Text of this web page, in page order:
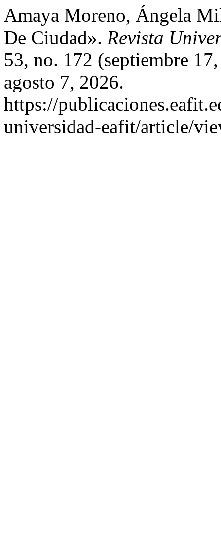
Amaya Moreno, Ángela
De Ciudad». Revista
53, no. 172 (septiembre
agosto 7, 2026.
https://
universidad-eafit/article/